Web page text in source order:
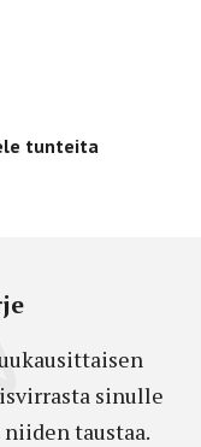
tunteita
sinulle
taustaa.